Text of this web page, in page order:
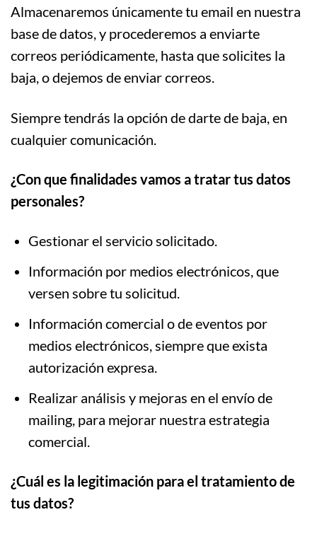
Almacenaremos únicamente tu email en nuestra
base de datos, y procederemos a enviarte
correos periódicamente, hasta que solicites la
baja, o dejemos de enviar correos.
Siempre tendrás la opción de darte de baja, en
cualquier comunicación.
¿Con que finalidades vamos a tratar tus datos
personales?
Gestionar el servicio solicitado.
Información por medios electrónicos, que
versen sobre tu solicitud.
Información comercial o de eventos por
medios electrónicos, siempre que exista
autorización expresa.
Realizar análisis y mejoras en el envío de
mailing, para mejorar nuestra estrategia
comercial.
¿Cuál es la legitimación para el tratamiento de
tus datos?